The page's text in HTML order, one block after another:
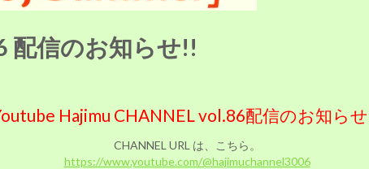
配信のお知らせ!!
Hajimu CHANNEL vol.86配信のお知ら
CHANNEL URL は、こちら。
https://www.youtube.com/@hajimuchannel3006